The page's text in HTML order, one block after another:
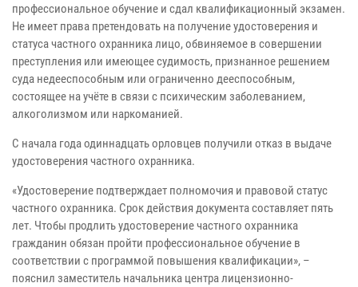
профессиональное обучение и сдал квалификационный экзамен.
Не имеет права претендовать на получение удостоверения и
статуса частного охранника лицо, обвиняемое в совершении
преступления или имеющее судимость, признанное решением
суда недееспособным или ограниченно дееспособным,
состоящее на учёте в связи с психическим заболеванием,
алкоголизмом или наркоманией.
С начала года одиннадцать орловцев получили отказ в выдаче
удостоверения частного охранника.
«Удостоверение подтверждает полномочия и правовой статус
частного охранника. Срок действия документа составляет пять
лет. Чтобы продлить удостоверение частного охранника
гражданин обязан пройти профессиональное обучение в
соответствии с программой повышения квалификации», –
пояснил заместитель начальника центра лицензионно-